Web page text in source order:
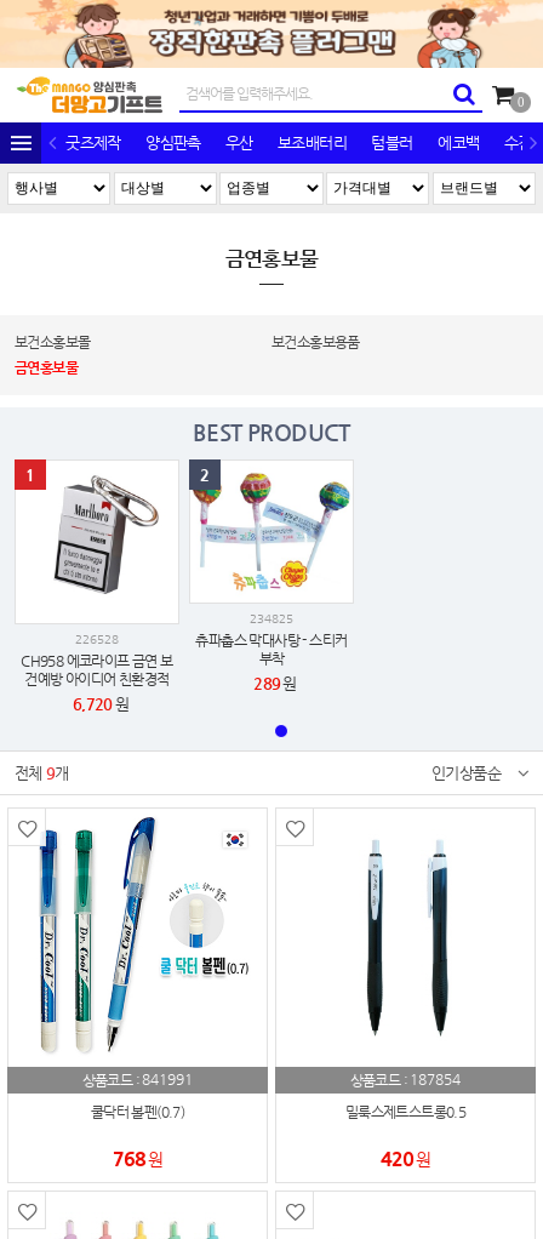
0
굿즈제작 양심판촉 우산 보조배터리 텀블러 에코백 수건/
금연홍보물
보건소홍보몰
보건소홍보용품
금연홍보물
BEST PRODUCT
226528
CH958 에코라이프 금연 보
건예방 아이디어 친환경적
포켓 미니 휴대용 재떨이
6,720원
1
234825
츄파춥스 막대사탕 - 스티커
부착
289원
2
전체9개 인기상품순
상품코드 :841991
쿨닥터 볼펜(0.7)
768원
상품코드 : 187854
밀룩스제트스트롱0.5
420원